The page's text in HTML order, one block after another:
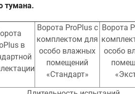
тумана.
в
Ворота ProPlus с
комплектом для
особо влажных
помещений
«Стандарт»
Ворота
особо